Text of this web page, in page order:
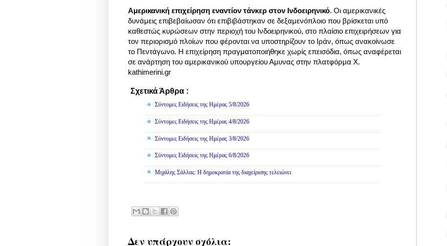
Αμερικανική επιχείρηση εναντίον τάνκερ στον Ινδοειρηνικό. Οι αμερικανικές
δυνάμεις επιβεβαίωσαν ότι επιβιβάστηκαν σε δεξαμενόπλοιο που βρίσκεται υπό
καθεστώς κυρώσεων στην περιοχή του Ινδοειρηνικού, στο πλαίσιο επιχειρήσεων για
τον περιορισμό πλοίων που φέρονται να υποστηρίζουν το Ιράν, όπως ανακοίνωσε
το Πεντάγωνο. Η επιχείρηση πραγματοποιήθηκε χωρίς επεισόδια, όπως αναφέρεται
σε ανάρτηση του αμερικανικού υπουργείου Αμυνας στην πλατφόρμα Χ.
kathimerini.gr
Σχετικά Άρθρα :
Σύντομες Ειδήσεις της Ημέρας 5/8/2026
Σύντομες Ειδήσεις της Ημέρας 4/8/2026
Σύντομες Ειδήσεις της Ημέρας 3/8/2026
Σύντομες Ειδήσεις της Ημέρας 6/8/2026
Μιχάλης Σάλλας: Η δημοκρατία της διαχείρισης τελειώνει
Δεν υπάρχουν σχόλια: